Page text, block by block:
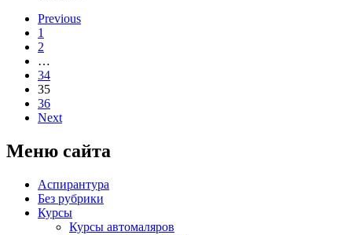
Previous
1
2
…
34
35
36
Next
Меню сайта
Аспирантура
Без рубрики
Курсы
Курсы автомаляров